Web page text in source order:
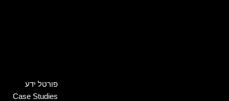
פורטל ידע
Case Studies